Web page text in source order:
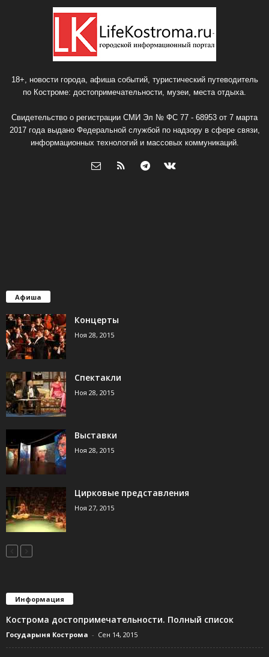
18+, новости города, афиша событий, туристический путеводитель
по Костроме: достопримечательности, музеи, места отдыха.
Свидетельство о регистрации СМИ Эл № ФС 77 - 68953 от 7 марта
2017 года выдано Федеральной службой по надзору в сфере связи,
информационных технологий и массовых коммуникаций.
Афиша
Концерты
Ноя 28, 2015
Спектакли
Ноя 28, 2015
Выставки
Ноя 28, 2015
Цирковые представления
Ноя 27, 2015
Информация
Кострома достопримечательности. Полный список
Государыня Кострома - Сен 14, 2015